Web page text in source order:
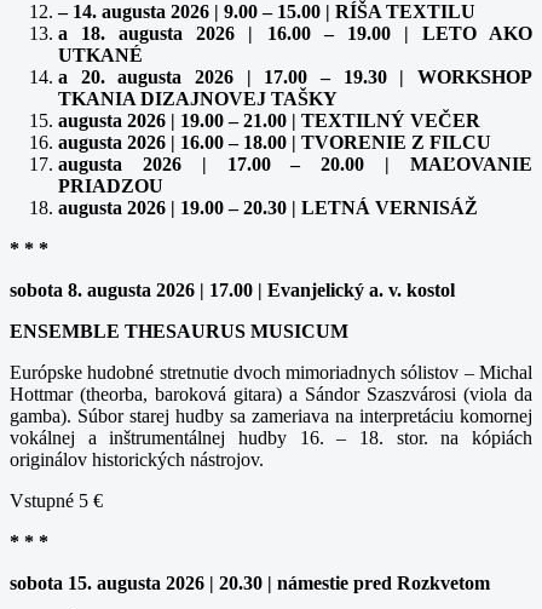
– 14. augusta 2026 | 9.00 – 15.00 | RÍŠA TEXTILU
a 18. augusta 2026 | 16.00 – 19.00 | LETO AKO
UTKANÉ
a 20. augusta 2026 | 17.00 – 19.30 | WORKSHOP
TKANIA DIZAJNOVEJ TAŠKY
augusta 2026 | 19.00 – 21.00 | TEXTILNÝ VEČER
augusta 2026 | 16.00 – 18.00 | TVORENIE Z FILCU
augusta 2026 | 17.00 – 20.00 | MAĽOVANIE
PRIADZOU
augusta 2026 | 19.00 – 20.30 | LETNÁ VERNISÁŽ
* * *
sobota 8. augusta 2026 | 17.00 | Evanjelický a. v. kostol
ENSEMBLE THESAURUS MUSICUM
Európske hudobné stretnutie dvoch mimoriadnych sólistov – Michal
Hottmar (theorba, baroková gitara) a Sándor Szaszvárosi (viola da
gamba). Súbor starej hudby sa zameriava na interpretáciu komornej
vokálnej a inštrumentálnej hudby 16. – 18. stor. na kópiách
originálov historických nástrojov.
Vstupné 5 €
* * *
sobota 15. augusta 2026 | 20.30 | námestie pred Rozkvetom